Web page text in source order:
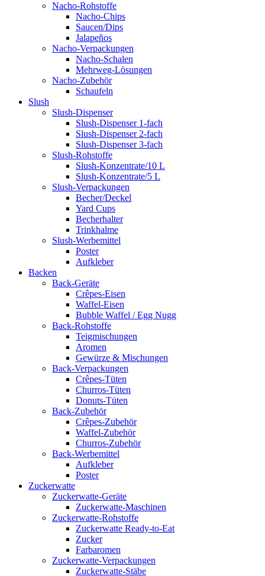
Nacho-Rohstoffe
Nacho-Chips
Saucen/Dips
Jalapeños
Nacho-Verpackungen
Nacho-Schalen
Mehrweg-Lösungen
Nacho-Zubehör
Schaufeln
Slush
Slush-Dispenser
Slush-Dispenser 1-fach
Slush-Dispenser 2-fach
Slush-Dispenser 3-fach
Slush-Rohstoffe
Slush-Konzentrate/10 L
Slush-Konzentrate/5 L
Slush-Verpackungen
Becher/Deckel
Yard Cups
Becherhalter
Trinkhalme
Slush-Werbemittel
Poster
Aufkleber
Backen
Back-Geräte
Crêpes-Eisen
Waffel-Eisen
Bubble Waffel / Egg Nugg
Back-Rohstoffe
Teigmischungen
Aromen
Gewürze & Mischungen
Back-Verpackungen
Crêpes-Tüten
Churros-Tüten
Donuts-Tüten
Back-Zubehör
Crêpes-Zubehör
Waffel-Zubehör
Churros-Zubehör
Back-Werbemittel
Aufkleber
Poster
Zucker­watte
Zuckerwatte-Geräte
Zuckerwatte-Maschinen
Zuckerwatte-Rohstoffe
Zuckerwatte Ready-to-Eat
Zucker
Farbaromen
Zuckerwatte-Verpackungen
Zuckerwatte-Stäbe